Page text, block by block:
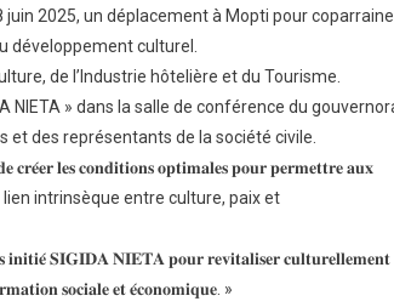
2025, un déplacement à Mopti pour
développement culturel.
de l’Industrie hôtelière et du Tourisme.
NIETA » dans la salle de conférence du
des représentants de la société civile.
𝐥𝐞𝐬 𝐜𝐨𝐧𝐝𝐢𝐭𝐢𝐨𝐧𝐬 𝐨𝐩𝐭𝐢𝐦𝐚𝐥𝐞𝐬 𝐩𝐨𝐮𝐫 𝐩𝐞𝐫𝐦𝐞𝐭𝐭𝐫𝐞 𝐚𝐮𝐱
le lien intrinsèque entre culture, paix et
𝐒𝐈𝐆𝐈𝐃𝐀 𝐍𝐈𝐄𝐓𝐀 𝐩𝐨𝐮𝐫 𝐫𝐞𝐯𝐢𝐭𝐚𝐥𝐢𝐬𝐞𝐫 𝐜𝐮𝐥𝐭𝐮𝐫𝐞𝐥𝐥𝐞𝐦𝐞𝐧𝐭
𝐬𝐨𝐜𝐢𝐚𝐥𝐞 𝐞𝐭 𝐞́𝐜𝐨𝐧𝐨𝐦𝐢𝐪𝐮𝐞. »